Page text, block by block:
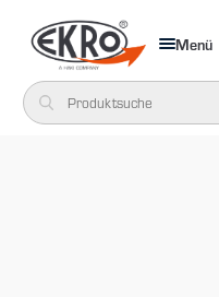
Menü